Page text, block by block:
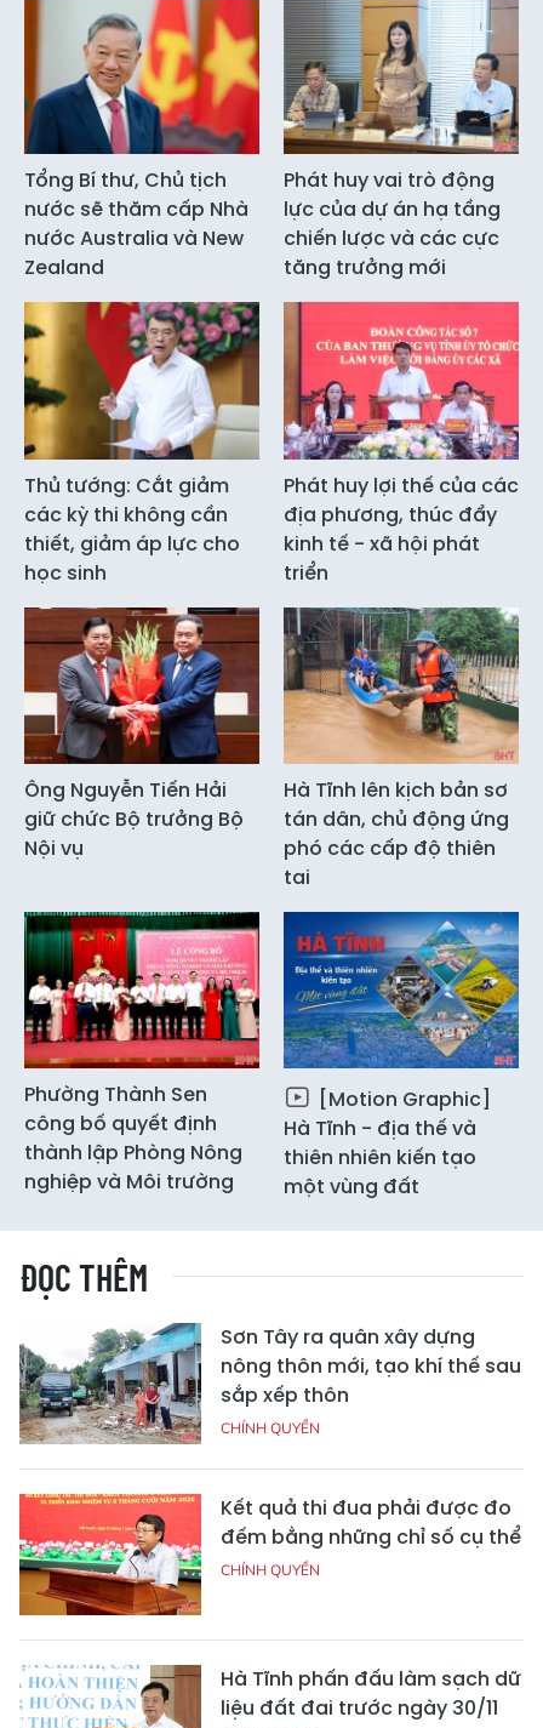
Tổng Bí thư, Chủ tịch
nước sẽ thăm cấp Nhà
nước Australia và New
Zealand
Phát huy vai trò động
lực của dự án hạ tầng
chiến lược và các cực
tăng trưởng mới
Thủ tướng: Cắt giảm
các kỳ thi không cần
thiết, giảm áp lực cho
học sinh
Phát huy lợi thế của các
địa phương, thúc đẩy
kinh tế - xã hội phát
triển
Ông Nguyễn Tiến Hải
giữ chức Bộ trưởng Bộ
Nội vụ
Hà Tĩnh lên kịch bản sơ
tán dân, chủ động ứng
phó các cấp độ thiên
tai
Phường Thành Sen
công bố quyết định
thành lập Phòng Nông
nghiệp và Môi trường
[Motion Graphic]
Hà Tĩnh - địa thế và
thiên nhiên kiến tạo
một vùng đất
ĐỌC THÊM
Sơn Tây ra quân xây dựng
nông thôn mới, tạo khí thế sau
sắp xếp thôn
CHÍNH QUYỀN
Kết quả thi đua phải được đo
đếm bằng những chỉ số cụ thể
CHÍNH QUYỀN
Hà Tĩnh phấn đấu làm sạch dữ
liệu đất đai trước ngày 30/11